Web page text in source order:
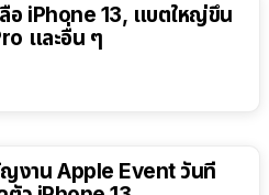
อ iPhone 13, แบตใหญ่ขึ้น
และอื่น ๆ
งาน Apple Event วันที่